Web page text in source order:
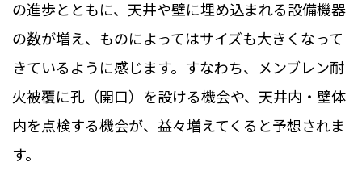
の進歩とともに、天井や壁に埋め込まれる設備機器
の数が増え、ものによってはサイズも大きくなって
きているように感じます。すなわち、メンブレン耐
火被覆に孔（開口）を設ける機会や、天井内・壁体
内を点検する機会が、益々増えてくると予想されま
す。